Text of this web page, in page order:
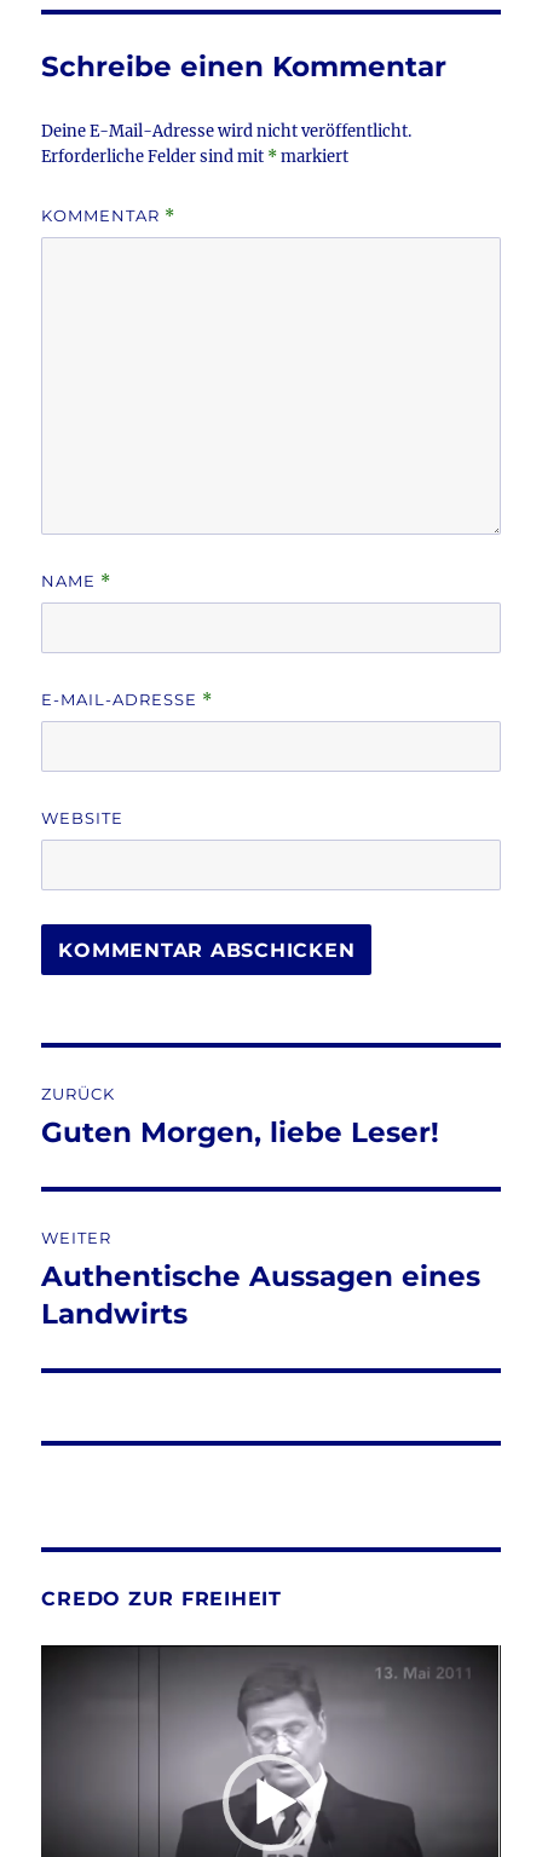
o
o
Schreibe einen Kommentar
Deine E-Mail-Adresse wird nicht veröffentlicht.
Erforderliche Felder sind mit *markiert
KOMMENTAR *
NAME *
E-MAIL-ADRESSE *
WEBSITE
ZURÜCK
Vorheriger
Guten Morgen, liebe Leser!
WEITER
Nächster
Beitrag:
Authentische Aussagen eines
Landwirts
CREDO ZUR FREIHEIT